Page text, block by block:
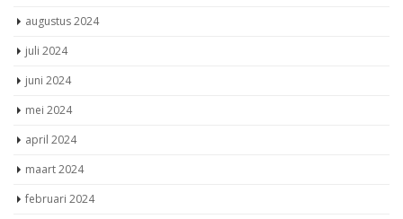
augustus 2024
juli 2024
juni 2024
mei 2024
april 2024
maart 2024
februari 2024